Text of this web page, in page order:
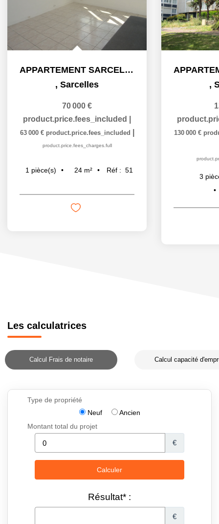
APPARTEMENT SARCELLES - 1 pièce(s) - 25 m2
, Sarcelles
70 000 €
product.price.fees_included
63 000 € product.price.fees_included
product.price.fees_charges.full
1 pièce(s) 24 m² Réf : 51
,
130 000 €
3
Les calculatrices
Calcul Frais de notaire Calcul capacité